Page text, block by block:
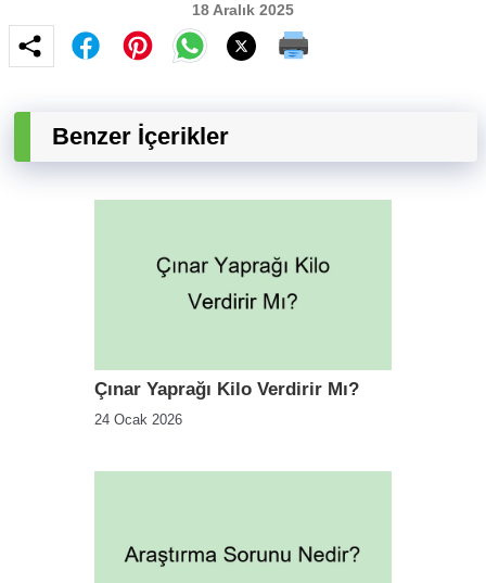
18 Aralık 2025
Benzer İçerikler
Çınar Yaprağı Kilo Verdirir Mı?
24 Ocak 2026